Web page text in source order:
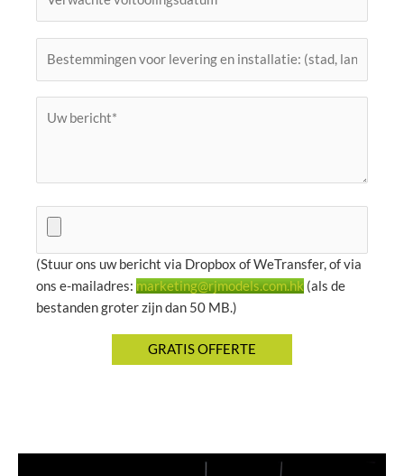
(Stuur ons uw bericht via Dropbox of WeTransfer, of via
ons e-mailadres: marketing@rjmodels.com.hk (als de
bestanden groter zijn dan 50 MB.)